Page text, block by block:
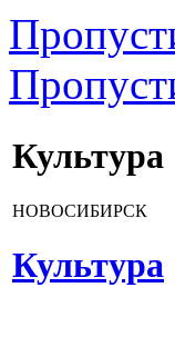
Культура
НОВОСИБИРСК
Культура